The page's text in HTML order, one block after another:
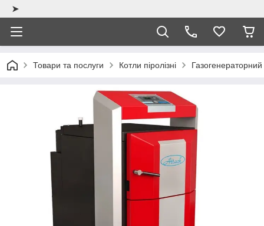
➤
Товари та послуги Котли піролізні